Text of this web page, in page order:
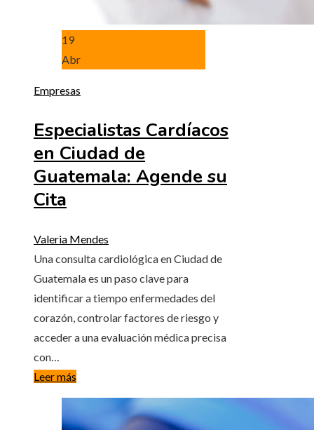
19
Abr
Empresas
Especialistas Cardíacos
en Ciudad de
Guatemala: Agende su
Cita
Valeria Mendes
Una consulta cardiológica en Ciudad de
Guatemala es un paso clave para
identificar a tiempo enfermedades del
corazón, controlar factores de riesgo y
acceder a una evaluación médica precisa
con…
Leer más